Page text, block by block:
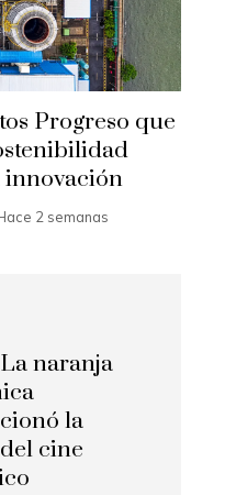
Progreso que
2 semanas
naranja
la
cine